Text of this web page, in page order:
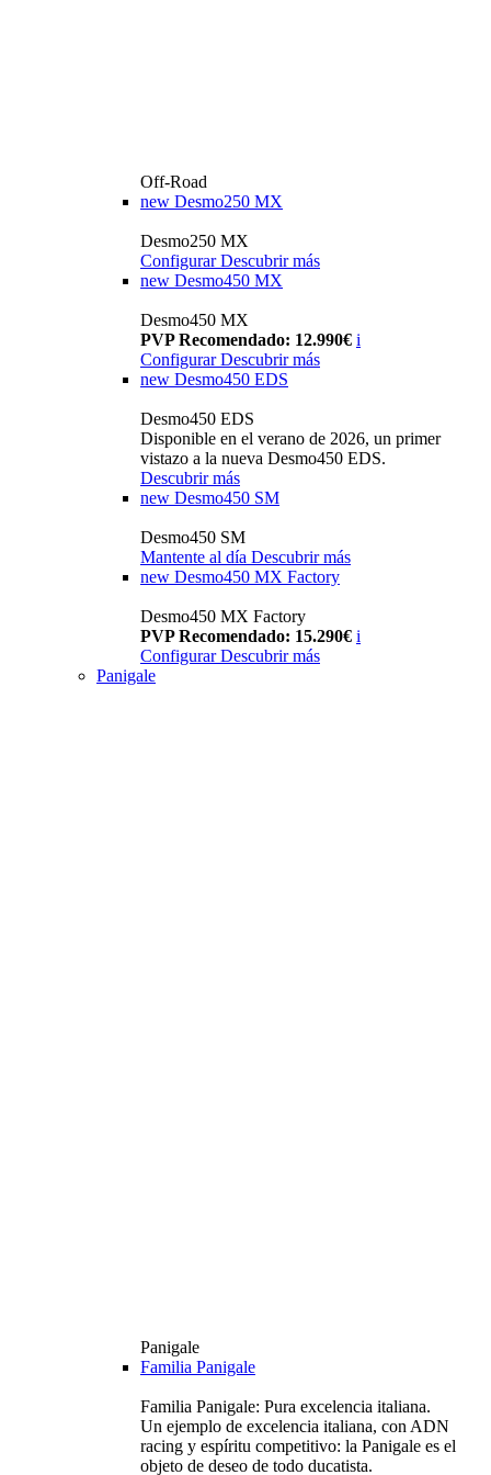
Off-Road
new Desmo250 MX
Desmo250 MX
Configurar Descubrir más
new Desmo450 MX
Desmo450 MX
PVP Recomendado: 12.990€ i
Configurar Descubrir más
new Desmo450 EDS
Desmo450 EDS
Disponible en el verano de 2026, un primer
vistazo a la nueva Desmo450 EDS.
Descubrir más
new Desmo450 SM
Desmo450 SM
Mantente al día Descubrir más
new Desmo450 MX Factory
Desmo450 MX Factory
PVP Recomendado: 15.290€ i
Configurar Descubrir más
Panigale
Panigale
Familia Panigale
Familia Panigale: Pura excelencia italiana.
Un ejemplo de excelencia italiana, con ADN
racing y espíritu competitivo: la Panigale es el
objeto de deseo de todo ducatista.